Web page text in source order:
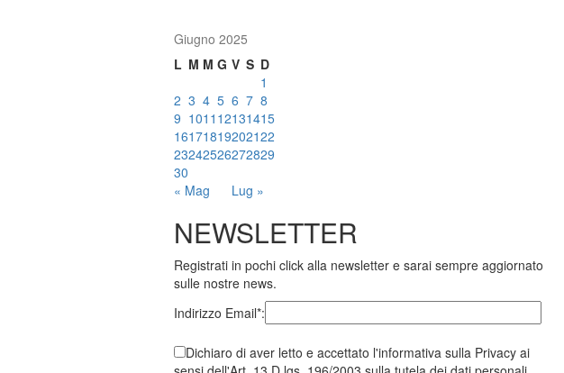
Giugno 2025
L M M G V S D
« Mag Lug »
1
2 3 4 5 6 7 8
9 1011 12131415
16171819202122
23242526272829
30
NEWSLETTER
Registrati in pochi click alla newsletter e sarai sempre aggiornato
sulle nostre news.
Indirizzo Email*:
Dichiaro di aver letto e accettato l'informativa sulla Privacy ai